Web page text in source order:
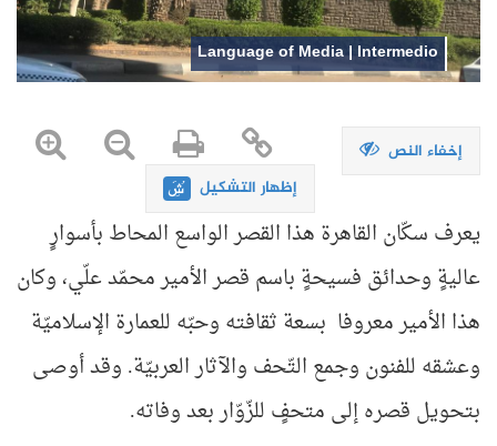
Language of Media | Intermedio
إخفاء النص
إظهار التشكيل
يعرف سكّان القاهرة هذا القصر الواسع المحاط بأسوارٍ
عاليةٍ وحدائق فسيحةٍ باسم قصر الأمير محمّد علّي، وكان
هذا الأمير معروفا بسعة ثقافته وحبّه للعمارة الإسلاميّة
وعشقه للفنون وجمع التّحف والآثار العربيّة. وقد أوصى
بتحويل قصره إلى متحفٍ للزّوّار بعد وفاته.